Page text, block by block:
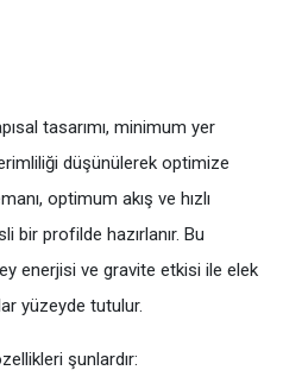
tasarımı, minimum yer
düşünülerek optimize
optimum akış ve hızlı
bir profilde hazırlanır. Bu
enerjisi ve gravite etkisi ile elek
yüzeyde tutulur.
şunlardır: